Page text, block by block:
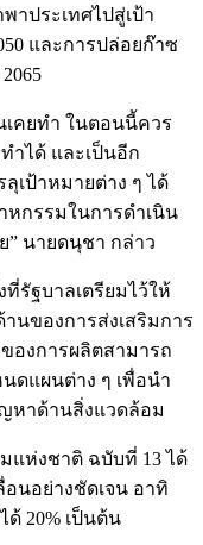
าประเทศไปสู่เป้า
และการปล่อยก๊าซ
เคยทำ ในตอนนี้ควร
ำได้ และเป็นอีก
เป้าหมายต่าง ๆ ได้
หกรรมในการดำเนิน
” นายดนุชา กล่าว
รัฐบาลเตรียมไว้ให้
นของการส่งเสริมการ
องการผลิตสามารถ
ดแผนต่าง ๆ เพื่อนำ
หาด้านสิ่งแวดล้อม
แห่งชาติ ฉบับที่ 13 ได้
นอย่างชัดเจน อาทิ
ด้ 20% เป็นต้น